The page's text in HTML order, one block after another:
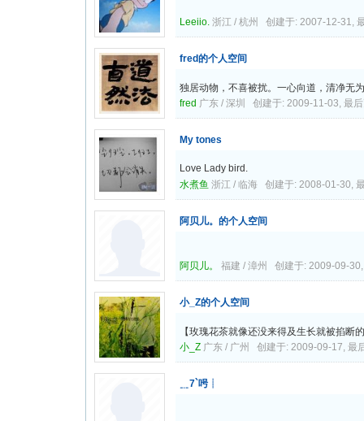
Leeiio. 浙江 / 杭州 创建于: 2007-12-31,
fred的个人空间
独居动物，不喜被扰。一心向道，清净无
fred 广东 / 深圳 创建于: 2009-11-03, 最
My tones
Love Lady bird.
水煮鱼 浙江 / 临海 创建于: 2008-01-30,
阿贝儿。的个人空间
阿贝儿。 福建 / 漳州 创建于: 2009-09-
小_Z的个人空间
【玫瑰花茶就像还没来得及生长就被掐
小_Z 广东 / 广州 创建于: 2009-09-17, 最
﹎7`呺┊